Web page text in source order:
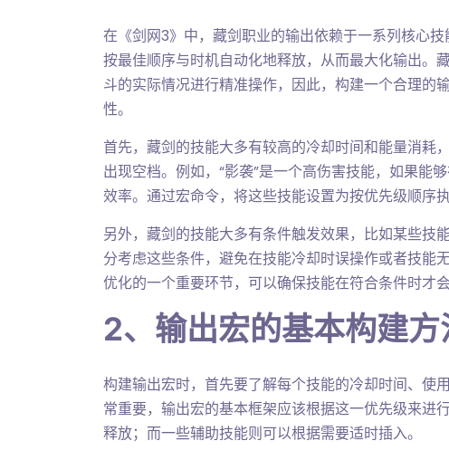
在《剑网3》中，藏剑职业的输出依赖于一系列核心
按最佳顺序与时机自动化地释放，从而最大化输出。
斗的实际情况进行精准操作，因此，构建一个合理的
性。
首先，藏剑的技能大多有较高的冷却时间和能量消耗
出现空档。例如，“影袭”是一个高伤害技能，如果能
效率。通过宏命令，将这些技能设置为按优先级顺序
另外，藏剑的技能大多有条件触发效果，比如某些技
分考虑这些条件，避免在技能冷却时误操作或者技能
优化的一个重要环节，可以确保技能在符合条件时才会
2、输出宏的基本构建
构建输出宏时，首先要了解每个技能的冷却时间、使
常重要，输出宏的基本框架应该根据这一优先级来进
释放；而一些辅助技能则可以根据需要适时插入。